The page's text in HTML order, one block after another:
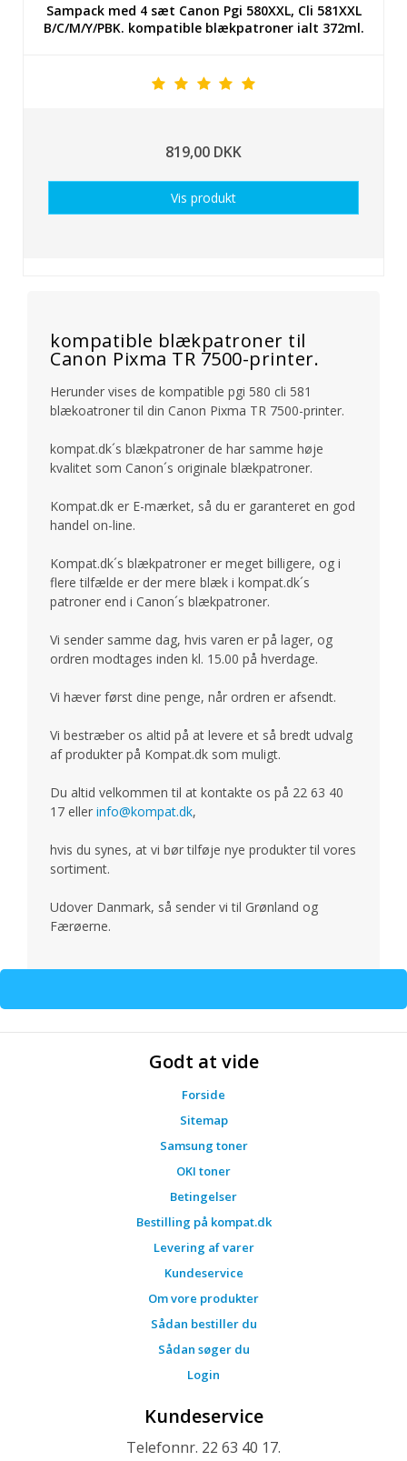
Sampack med 4 sæt Canon Pgi 580XXL, Cli 581XXL
B/C/M/Y/PBK. kompatible blækpatroner ialt 372ml.
819,00 DKK
Vis produkt
kompatible blækpatroner til
Canon Pixma TR 7500-printer.
Herunder vises de kompatible pgi 580 cli 581
blækoatroner til din Canon Pixma TR 7500-printer.
kompat.dk´s blækpatroner de har samme høje
kvalitet som Canon´s originale blækpatroner.
Kompat.dk er E-mærket, så du er garanteret en god
handel on-line.
Kompat.dk´s blækpatroner er meget billigere, og i
flere tilfælde er der mere blæk i kompat.dk´s
patroner end i Canon´s blækpatroner.
Vi sender samme dag, hvis varen er på lager, og
ordren modtages inden kl. 15.00 på hverdage.
Vi hæver først dine penge, når ordren er afsendt.
Vi bestræber os altid på at levere et så bredt udvalg
af produkter på Kompat.dk som muligt.
Du altid velkommen til at kontakte os på 22 63 40
17 eller info@kompat.dk,
hvis du synes, at vi bør tilføje nye produkter til vores
sortiment.
Udover Danmark, så sender vi til Grønland og
Færøerne.
Godt at vide
Forside
Sitemap
Samsung toner
OKI toner
Betingelser
Bestilling på kompat.dk
Levering af varer
Kundeservice
Om vore produkter
Sådan bestiller du
Sådan søger du
Login
Kundeservice
Telefonnr. 22 63 40 17.